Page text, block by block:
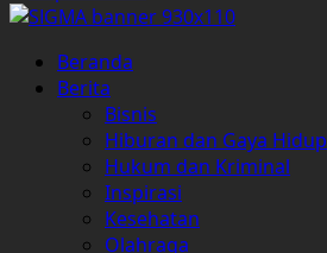
Primary
Menu
Beranda
Berita
Bisnis
Hiburan dan Gaya Hidup
Hukum dan Kriminal
Inspirasi
Kesehatan
Olahraga